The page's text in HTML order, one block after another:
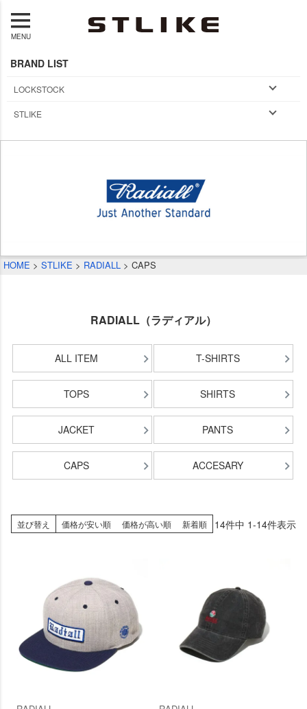
MENU
BRAND LIST
LOCKSTOCK
STLIKE
HOME STLIKE RADIALL CAPS
RADIALL（ラディアル）
ALL ITEM T-SHIRTS
TOPS SHIRTS
JACKET PANTS
CAPS ACCESARY
並び替え 価格が安い順 価格が高い順 新着順 14件中 1-14件表示